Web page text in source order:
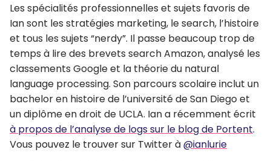
Les spécialités professionnelles et sujets favoris de
Ian sont les stratégies marketing, le search, l’histoire
et tous les sujets “nerdy”. Il passe beaucoup trop de
temps à lire des brevets search Amazon, analysé les
classements Google et la théorie du natural
language processing. Son parcours scolaire inclut un
bachelor en histoire de l’université de San Diego et
un diplôme en droit de UCLA. Ian a récemment écrit
à propos de l’analyse de logs sur le blog de Portent.
Vous pouvez le trouver sur Twitter à@ianlurie